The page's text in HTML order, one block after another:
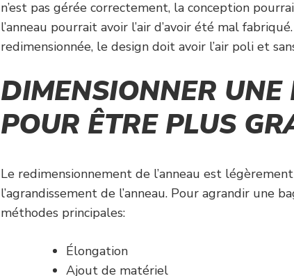
n’est pas gérée correctement, la conception
l’anneau pourrait avoir l’air d’avoir été mal
redimensionnée, le design doit avoir l’air poli et
DIMENSIONNER UNE
POUR ÊTRE PLUS
Le redimensionnement de l’anneau est
l’agrandissement de l’anneau. Pour agrandir une
méthodes principales:
Élongation
Ajout de matériel